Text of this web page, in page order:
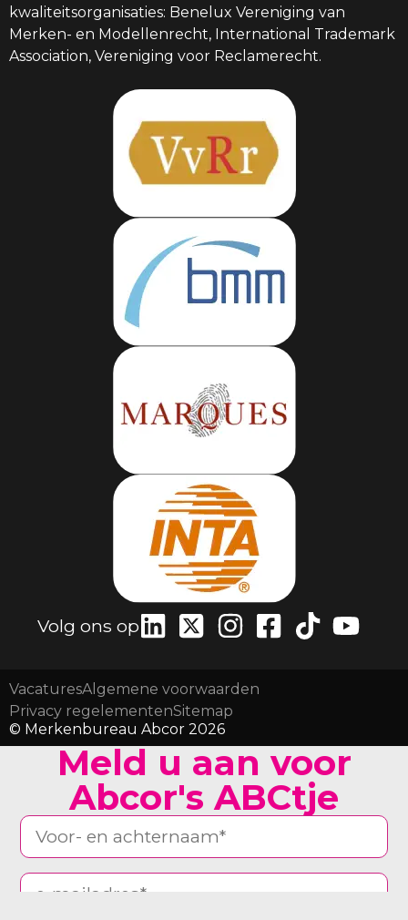
kwaliteitsorganisaties: Benelux Vereniging van
Merken- en Modellenrecht, International Trademark
Association, Vereniging voor Reclamerecht.
Volg ons op
VacaturesAlgemene voorwaarden
Privacy regelementenSitemap
© Merkenbureau Abcor 2026
Meld u aan voor
Abcor's ABCtje